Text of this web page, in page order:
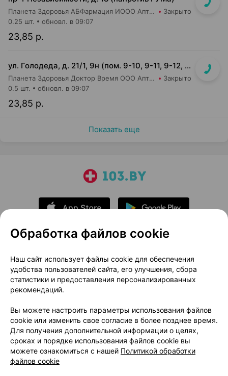
Планета Здоровья АБФармация ИООО Аптека №1 Закрыто
23,85 р.
0.25 шт. обновл. в 09:07
ул. Голодеда, д. 21/1, 9н (пом. 9-10, 9-11, 9-12, 9-13, 9-14, 9-15, 9-16)
Планета Здоровья Доктор Время ООО Аптека №8 Закрыто
23,85 р.
0.5 шт. обновл. в 09:07
Показать еще
О проекте
Новости проекта
Размещение рекламы
Медицинский маркетинг
Публичный договор
Доставка
Способы оплаты
Вакансии
Партнеры
Написать руководителю 103.by
Написать в поддержку
Персональные настройки Cookie
Обработка файлов cookie
Наш сайт использует файлы cookie для обеспечения
удобства пользователей сайта, его улучшения, сбора
статистики и предоставления персонализированных
рекомендаций.
Вы можете настроить параметры использования файлов
cookie или изменить свое согласие в более позднее время.
Для получения дополнительной информации о целях,
сроках и порядке использования файлов cookie вы
можете ознакомиться с нашей Политикой обработки
файлов cookie